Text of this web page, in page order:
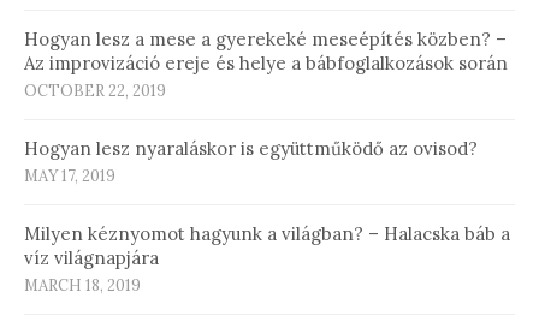
Hogyan lesz a mese a gyerekeké meseépítés közben? –
Az improvizáció ereje és helye a bábfoglalkozások során
OCTOBER 22, 2019
Hogyan lesz nyaraláskor is együttműködő az ovisod?
MAY 17, 2019
Milyen kéznyomot hagyunk a világban? – Halacska báb a
víz világnapjára
MARCH 18, 2019